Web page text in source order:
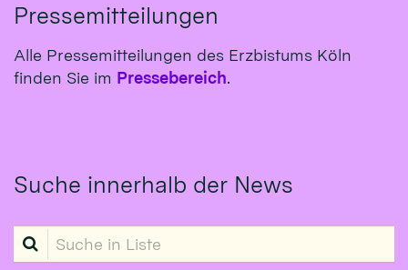
Pressemitteilungen
Alle Pressemitteilungen des Erzbistums Köln
finden Sie im Pressebereich.
Suche innerhalb der News
Suche in Liste